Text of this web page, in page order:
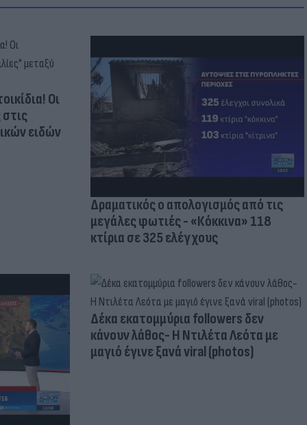
Οι
ειδών
Δραματικός ο απολογισμός από τις
μεγάλες φωτιές - «Κόκκινα» 118
κτίρια σε 325 ελέγχους
Δέκα εκατομμύρια followers δεν
κάνουν λάθος- Η Ντιλέτα Λεότα με
μαγιό έγινε ξανά viral (photos)